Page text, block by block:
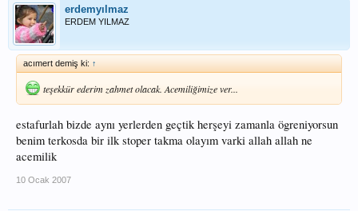
erdemyılmaz
ERDEM YILMAZ
acımert demiş ki: ↑
teşekkür ederim zahmet olacak. Acemiliğimize ver...
estafurlah bizde aynı yerlerden geçtik herşeyi zamanla ögreniyorsun
benim terkosda bir ilk stoper takma olayım varki allah allah ne
acemilik
10 Ocak 2007